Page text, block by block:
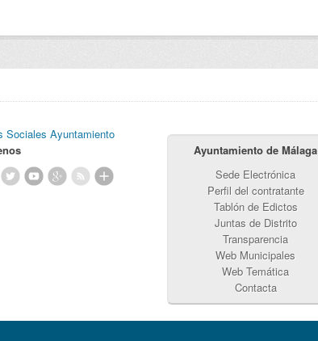
Sociales Ayuntamiento
Ayuntamiento de Málaga
Sede Electrónica
Perfil del contratante
Tablón de Edictos
Juntas de Distrito
Transparencia
Web Municipales
Web Temática
Contacta